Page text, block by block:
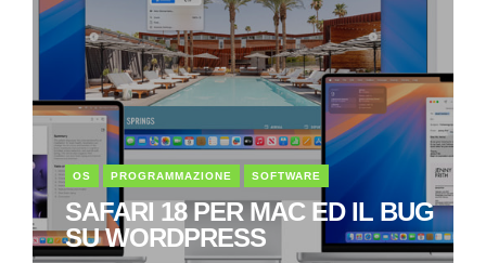
OS PROGRAMMAZIONE SOFTWARE
SAFARI 18 PER MAC ED IL BUG
SU WORDPRESS